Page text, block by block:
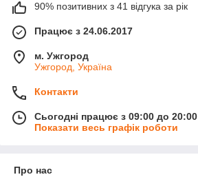
90% позитивних з 41 відгука за рік
Працює з 24.06.2017
м. Ужгород
Ужгород, Україна
Контакти
Сьогодні працює з 09:00 до 20:00
Показати весь графік роботи
Про нас